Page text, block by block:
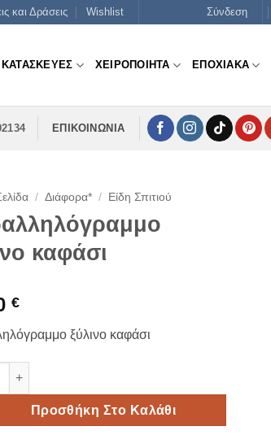
και Δράσεις Wishlist Σύνδεση
ΚΑΤΑΣΚΕΥΕΣ ΧΕΙΡΟΠΟΙΗΤΑ ΕΠΟΧΙΑΚΑ
ΕΠΙΚΟΙΝΩΝΙΑ
/ Διάφορα* / Είδη Σπιτιού
καφάσι
€
ξύλινο καφάσι
ξύλινο καφάσι ποσότητα
Προσθήκη Στο Καλάθι